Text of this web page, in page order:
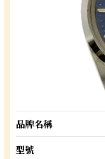
品牌名稱
型號